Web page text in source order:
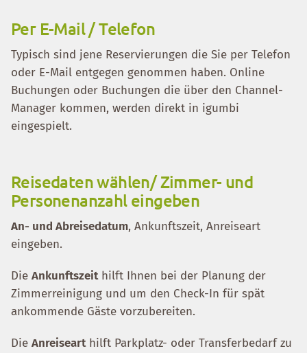
Per E-Mail / Telefon
Typisch sind jene Reservierungen die Sie per Telefon
oder E-Mail entgegen genommen haben. Online
Buchungen oder Buchungen die über den Channel-
Manager kommen, werden direkt in igumbi
eingespielt.
Reisedaten wählen/ Zimmer- und
Personenanzahl eingeben
An- und Abreisedatum, Ankunftszeit, Anreiseart
eingeben.
Die Ankunftszeithilft Ihnen bei der Planung der
Zimmerreinigung und um den Check-In für spät
ankommende Gäste vorzubereiten.
Die Anreisearthilft Parkplatz- oder Transferbedarf zu